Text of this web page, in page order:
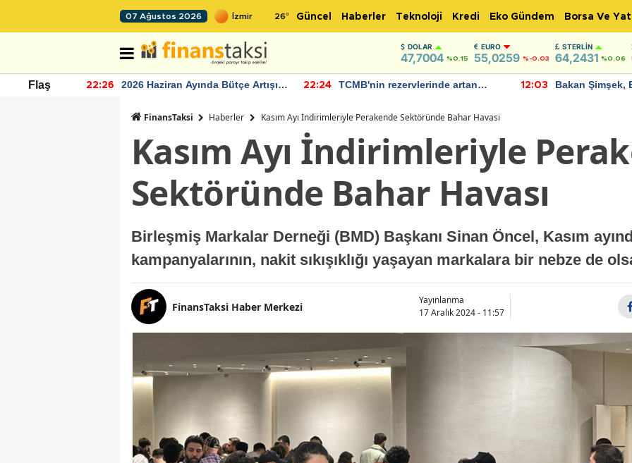
07 Ağustos 2026 26° Güncel Haberler Teknoloji Kredi Eko Gündem Borsa Ve
DOLAR
47,7004 %0.15
EURO
55,0259 %-0.03
STERLIN
64,2431 %0.06
Flaş 22:26
2026 Haziran Ayında Bütçe Artışı
22:24
TCMB'nin rezervlerinde artan
12:03
Bakan Şimşek,
FinansTaksi Haberler Kasım Ayı İndirimleriyle Perakende Sektöründe Bahar Havası
Kasım Ayı İndirimleriyle
Sektöründe Bahar Havası
Birleşmiş Markalar Derneği (BMD) Başkanı Sinan Öncel, Kasım
kampanyalarının, nakit sıkışıklığı yaşayan markalara bir nebze de
FinansTaksi Haber Merkezi
Yayınlanma
17 Aralık 2024 - 11:57